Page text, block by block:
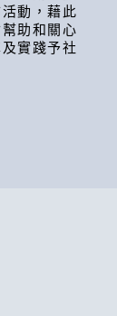
動，藉此
助和關心
實踐予社